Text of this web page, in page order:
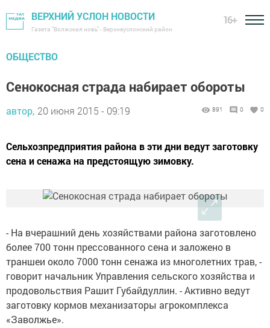
ВЕРХНИЙ УСЛОН НОВОСТИ
Газета "Волжская новь" - Верхнеуслонский район
16+
ОБЩЕСТВО
Сенокосная страда набирает обороты
автор, 20 июня 2015 - 09:19 891 0 0
Сельхозпредприятия района в эти дни ведут заготовку
сена и сенажа на предстоящую зимовку.
- На вчерашний день хозяйствами района заготовлено
более 700 тонн прессованного сена и заложено в
траншеи около 7000 тонн сенажа из многолетних трав, -
говорит начальник Управления сельского хозяйства и
продовольствия Рашит Губайдуллин. - Активно ведут
заготовку кормов механизаторы агрокомплекса
«Заволжье».